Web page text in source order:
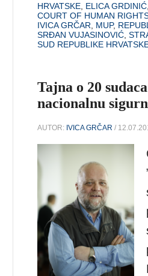
HRVATSKE ELICA GRDINIĆ
COURT OF HUMAN
IVICA GRČAR
MUP,
SRĐAN VUJASINOVIĆ ,
SUD REPUBLIKE
Tajna o 20
nacionalnu
AUTOR: IVICA GRČAR /